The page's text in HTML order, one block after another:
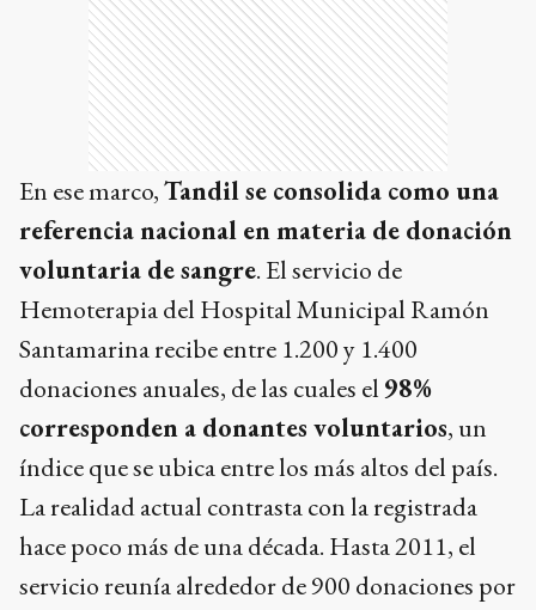
En ese marco,Tandil se consolida como una
referencia nacional en materia de donación
voluntaria de sangre. El servicio de
Hemoterapia del Hospital Municipal Ramón
Santamarina recibe entre 1.200 y 1.400
donaciones anuales, de las cuales el98%
corresponden a donantes voluntarios, un
índice que se ubica entre los más altos del país.
La realidad actual contrasta con la registrada
hace poco más de una década. Hasta 2011, el
servicio reunía alrededor de 900 donaciones por